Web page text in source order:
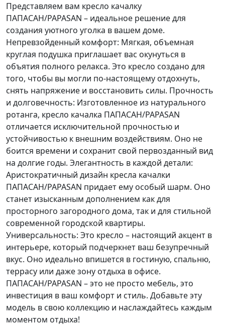
Представляем вам кресло качалку
ПАПАСАН/PAPASAN – идеальное решение для
создания уютного уголка в вашем доме.
Непревзойденный комфорт: Мягкая, объемная
круглая подушка приглашает вас окунуться в
объятия полного релакса. Это кресло создано для
того, чтобы вы могли по-настоящему отдохнуть,
снять напряжение и восстановить силы. Прочность
и долговечность: Изготовленное из натурального
ротанга, кресло качалка ПАПАСАН/PAPASAN
отличается исключительной прочностью и
устойчивостью к внешним воздействиям. Оно не
боится времени и сохранит свой первозданный вид
на долгие годы. Элегантность в каждой детали:
Аристократичный дизайн кресла качалки
ПАПАСАН/PAPASAN придает ему особый шарм. Оно
станет изысканным дополнением как для
просторного загородного дома, так и для стильной
современной городской квартиры.
Универсальность: Это кресло – настоящий акцент в
интерьере, который подчеркнет ваш безупречный
вкус. Оно идеально впишется в гостиную, спальню,
террасу или даже зону отдыха в офисе.
ПАПАСАН/PAPASAN – это не просто мебель, это
инвестиция в ваш комфорт и стиль. Добавьте эту
модель в свою коллекцию и наслаждайтесь каждым
моментом отдыха!